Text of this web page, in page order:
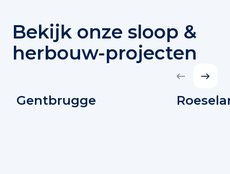
Bekijk onze sloop &
herbouw-projecten
Gentbrugge